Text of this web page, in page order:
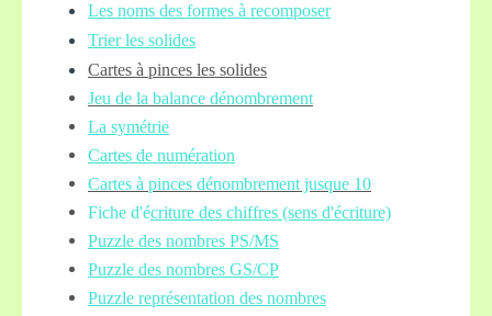
Les noms des formes à recomposer
Trier les solides
Cartes à pinces les solides
Jeu de la balance dénombrement
La symétrie
Cartes de numération
Cartes à pinces dénombrement jusque 10
Fiche d'écriture des chiffres (sens d'écriture)
Puzzle des nombres PS/MS
Puzzle des nombres GS/CP
Puzzle représentation des nombres